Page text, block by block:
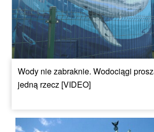
Wody nie zabraknie. Wodociągi
jedną rzecz [VIDEO]